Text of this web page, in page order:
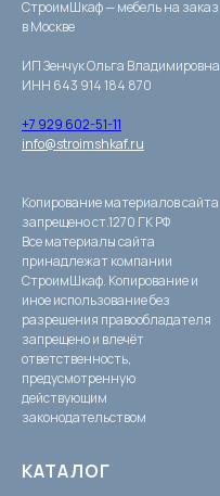
СтроимШкаф — мебель на заказ
в Москве
ИП Зенчук Ольга Владимировна
ИНН 643 914 184 870
+7 929 602-51-11
info@stroimshkaf.ru
Копирование материалов сайта
запрещено ст.1270 ГК РФ
Все материалы сайта
принадлежат компании
СтроимШкаф. Копирование и
иное использование без
разрешения правообладателя
запрещено и влечёт
ответственность,
предусмотренную
действующим
законодательством
КАТАЛОГ